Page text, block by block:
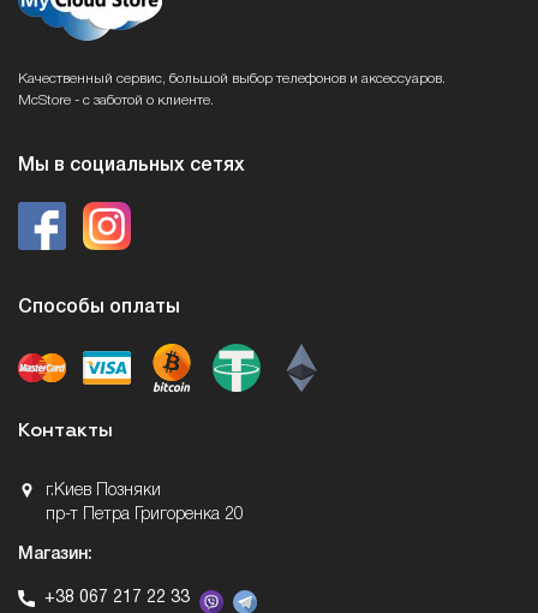
Качественный сервис, большой выбор телефонов и аксессуаров.
McStore - с заботой о клиенте.
Мы в социальных сетях
Способы оплаты
Контакты
г.Киев Позняки
пр-т Петра Григоренка 20
Магазин:
+38 067 217 22 33